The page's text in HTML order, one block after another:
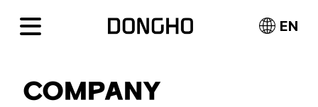
EN
COMPANY